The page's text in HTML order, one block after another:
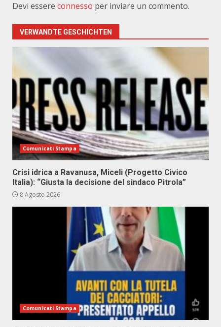
Devi essere connesso per inviare un commento.
VERWANDTE GESCHICHTEN
Comunicati Stampa
Crisi idrica a Ravanusa, Miceli (Progetto Civico
Italia): “Giusta la decisione del sindaco Pitrola”
8 Agosto 2026
Comunicati Stampa